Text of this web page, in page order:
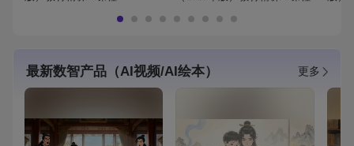
最新数智产品（AI视频/AI绘本） 更多